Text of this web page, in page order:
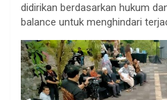
didirikan berdasarkan hukum
balance untuk menghindari